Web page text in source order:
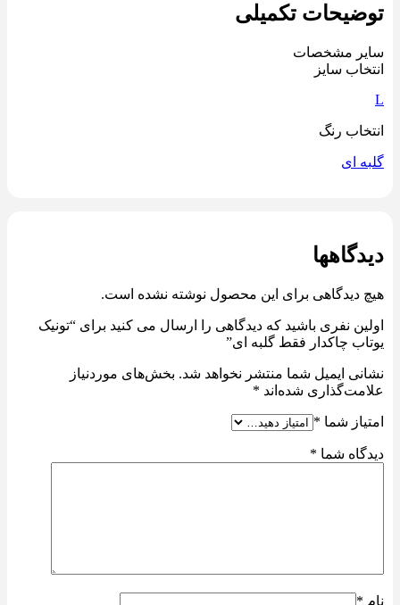
توضیحات تکمیلی
سایر مشخصات
انتخاب سایز
L
انتخاب رنگ
گلبه ای
دیدگاهها
هیچ دیدگاهی برای این محصول نوشته نشده است.
اولین نفری باشید که دیدگاهی را ارسال می کنید برای “تونیک
یوتاب چاکدار فقط گلبه ای”
نشانی ایمیل شما منتشر نخواهد شد. بخش‌های موردنیاز
علامت‌گذاری شده‌اند *
امتیاز شما *
دیدگاه شما *
نام *